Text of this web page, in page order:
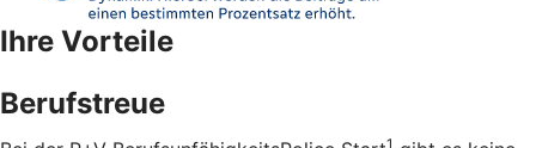
Ihre Vorteile
Berufstreue
1